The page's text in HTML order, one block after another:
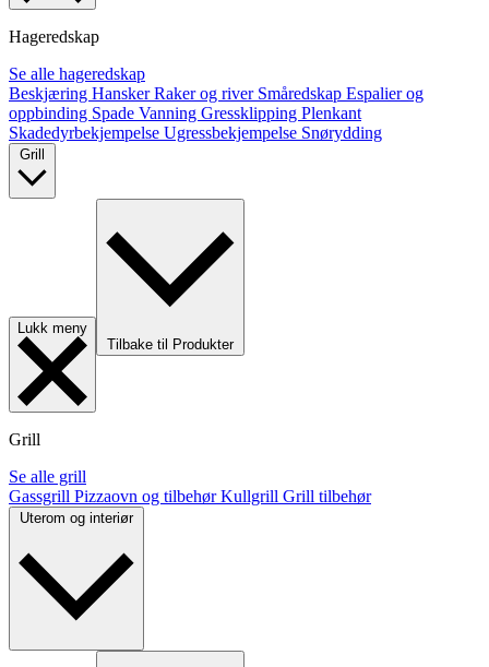
Hageredskap
Se alle hageredskap
Beskjæring HanskerRaker og river Småredskap Espalier og
oppbinding Spade Vanning Gressklipping Plenkant
Skadedyrbekjempelse Ugressbekjempelse Snørydding
Lukk meny
Tilbake til Produkter
Grill
Se alle grill
Gassgrill Pizzaovn og tilbehørKullgrill Grill tilbehør
Uterom og interiør